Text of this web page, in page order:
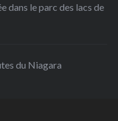
dans le parc des lacs de
du Niagara